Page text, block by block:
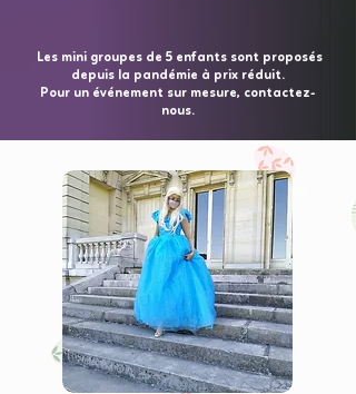
Les mini groupes de 5 enfants sont proposés
depuis la pandémie à prix réduit.
Pour un événement sur mesure, contactez-
nous.